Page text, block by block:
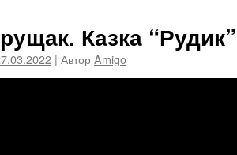
Казка “Рудик”
| АвторAmigo